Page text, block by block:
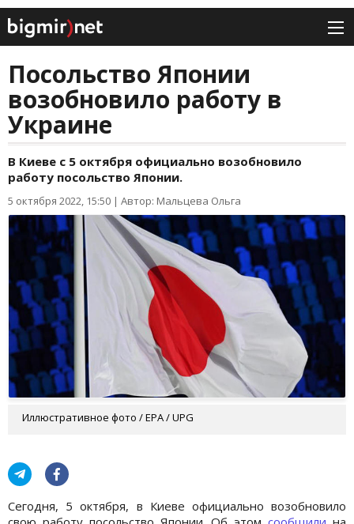
Посольство Японии
возобновило работу в
Украине
В Киеве с 5 октября официально возобновило
работу посольство Японии.
5 октября 2022, 15:50 | Автор: Мальцева Ольга
Иллюстративное фото / EPA / UPG
Сегодня, 5 октября, в Киеве официально возобновило